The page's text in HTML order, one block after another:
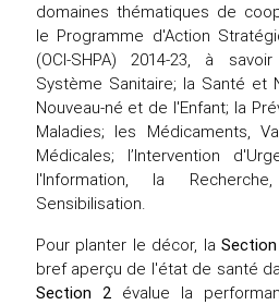
domaines thématiques de
le Programme d'Action
(OCI-SHPA) 2014-23, à
Système Sanitaire; la Santé et
Nouveau-né et de l'Enfant; la
Maladies; les Médicaments,
Médicales; l’Intervention
l'Information, la
Sensibilisation.
Pour planter le décor, la Section
bref aperçu de l'état de santé
Section 2évalue la